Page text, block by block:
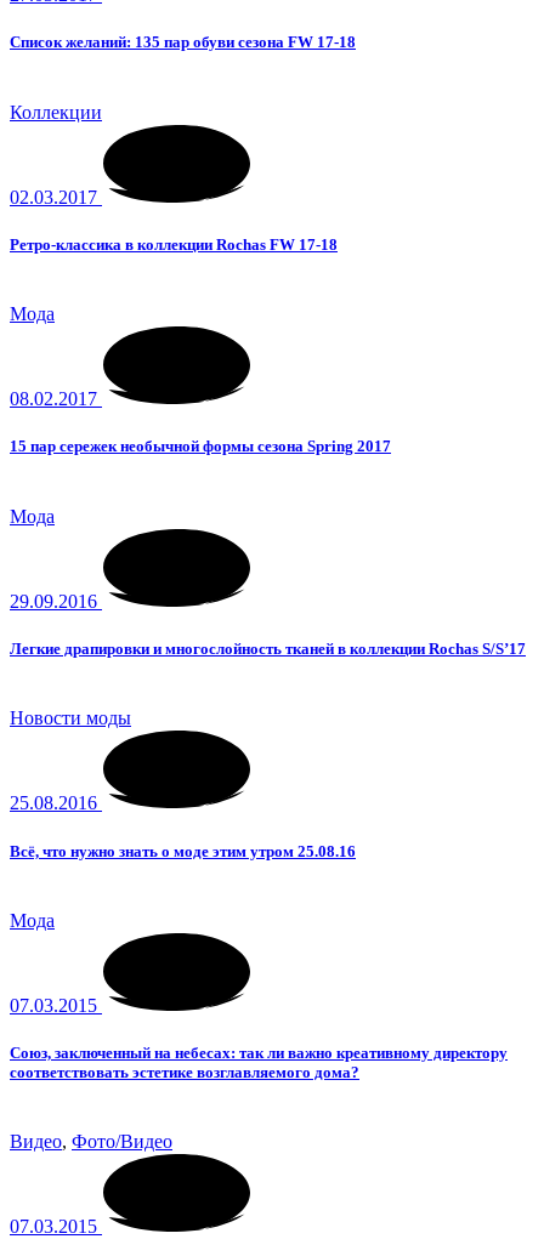
Список желаний: 135 пар обуви сезона FW 17-18
Коллекции
02.03.2017
Ретро-классика в коллекции Rochas FW 17-18
Мода
08.02.2017
15 пар сережек необычной формы сезона Spring 2017
Мода
29.09.2016
Легкие драпировки и многослойность тканей в коллекции Rochas S/S’17
Новости моды
25.08.2016
Всё, что нужно знать о моде этим утром 25.08.16
Мода
07.03.2015
Союз, заключенный на небесах: так ли важно креативному директору
соответствовать эстетике возглавляемого дома?
Видео, Фото/Видео
07.03.2015